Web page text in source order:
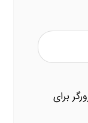
برای